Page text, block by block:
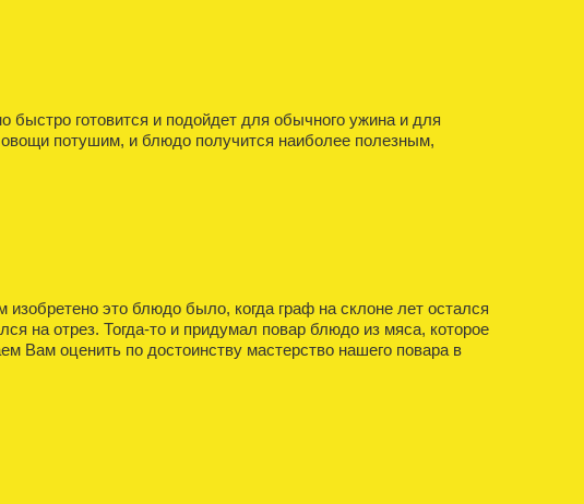
готовится и подойдет для обычного ужина и для
потушим, и блюдо получится наиболее полезным,
это блюдо было, когда граф на склоне лет остался
на отрез. Тогда-то и придумал повар блюдо из мяса, которое
Вам оценить по достоинству мастерство нашего повара в